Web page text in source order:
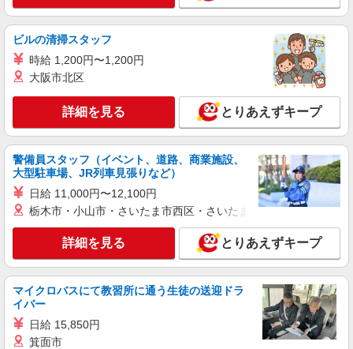
派遣社員
株式会社スタッフサービス・メディカル 北摂医療オフィス（お仕事
No.I10390340）
医療事務
大阪府高槻市内のクリニック
キープ 詳細を見る
派遣社員
株式会社スタッフサービス・メディカル 北摂医療オフィス（お仕事
No.I10459601）
医療事務
時給1400円
大阪府高槻市内の病院
詳細を見る
派遣社員
ビルの清掃スタッフ
時給 1,200円〜1,200円
大阪市北区
詳細を見る とりあえずキープ
警備員スタッフ（イベント、道路、商業施設、
大型駐車場、JR列車見張りなど）
日給 11,000円〜12,100円
栃木市・小山市・さいたま市西区・さいたま市岩槻区・久喜市・
詳細を見る とりあえずキープ
マイクロバスにて教習所に通う生徒の送迎ドラ
イバー
日給 15,850円
箕面市